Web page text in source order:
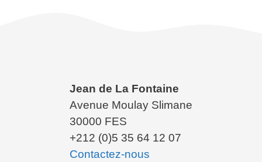
Jean de La Fontaine
Avenue Moulay Slimane
30000 FES
+212 (0)5 35 64 12 07
Contactez-nous